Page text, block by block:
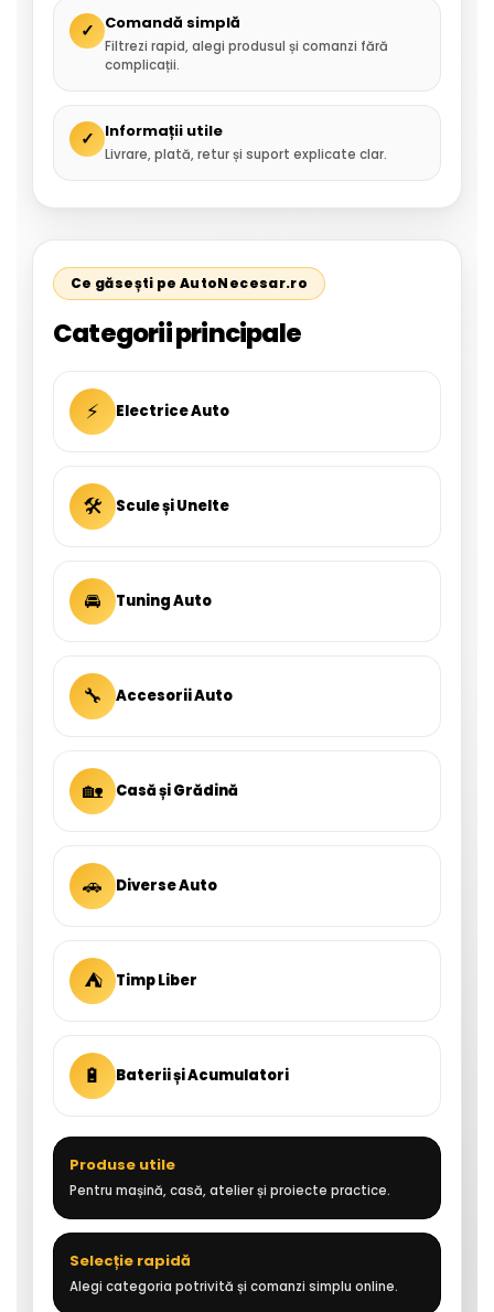
✓ Comandă simplă
Filtrezi rapid, alegi produsul și comanzi fără
complicații.
✓ Informații utile
Livrare, plată, retur și suport explicate clar.
Ce găsești pe AutoNecesar.ro
Categorii principale
⚡ Electrice Auto
🛠 Scule și Unelte
🚘 Tuning Auto
🔧 Accesorii Auto
🏡 Casă și Grădină
🚗 Diverse Auto
⛺ Timp Liber
🔋 Baterii și Acumulatori
Produse utile
Pentru mașină, casă, atelier și proiecte practice.
Selecție rapidă
Alegi categoria potrivită și comanzi simplu online.